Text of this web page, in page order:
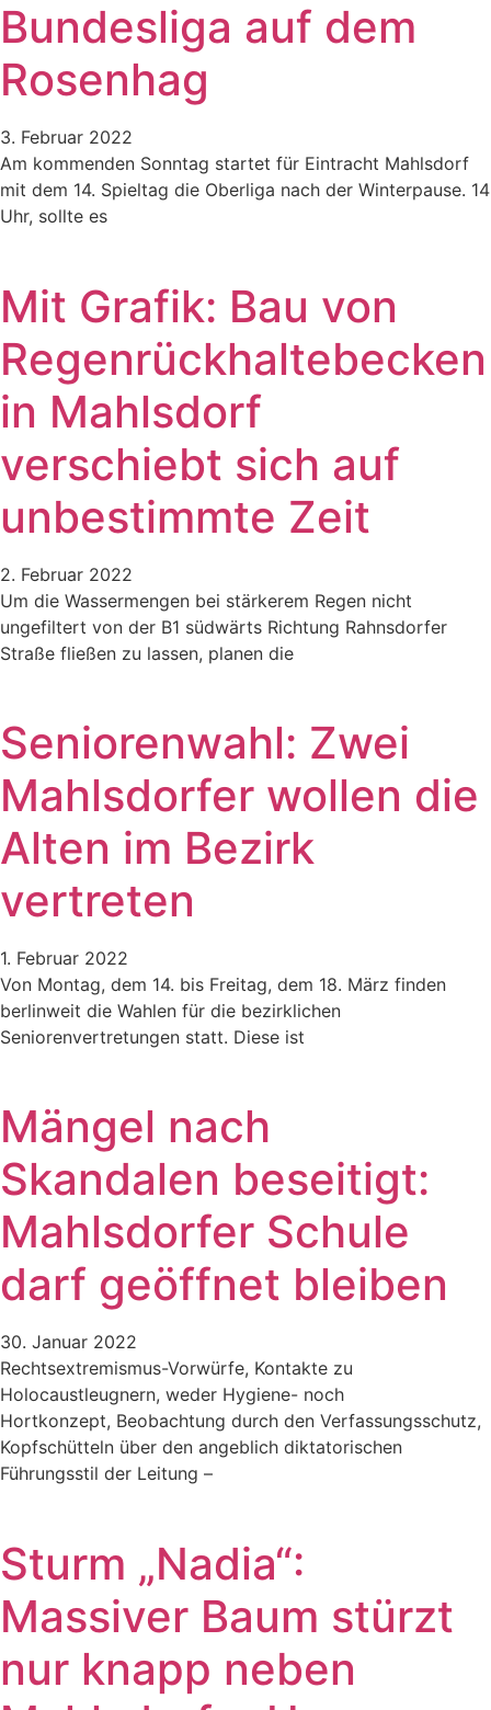
Bundesliga auf dem
Rosenhag
3. Februar 2022
Am kommenden Sonntag startet für Eintracht Mahlsdorf
mit dem 14. Spieltag die Oberliga nach der Winterpause. 14
Uhr, sollte es
Mit Grafik: Bau von
Regenrückhaltebecken
in Mahlsdorf
verschiebt sich auf
unbestimmte Zeit
2. Februar 2022
Um die Wassermengen bei stärkerem Regen nicht
ungefiltert von der B1 südwärts Richtung Rahnsdorfer
Straße fließen zu lassen, planen die
Seniorenwahl: Zwei
Mahlsdorfer wollen die
Alten im Bezirk
vertreten
1. Februar 2022
Von Montag, dem 14. bis Freitag, dem 18. März finden
berlinweit die Wahlen für die bezirklichen
Seniorenvertretungen statt. Diese ist
Mängel nach
Skandalen beseitigt:
Mahlsdorfer Schule
darf geöffnet bleiben
30. Januar 2022
Rechtsextremismus-Vorwürfe, Kontakte zu
Holocaustleugnern, weder Hygiene- noch
Hortkonzept, Beobachtung durch den Verfassungsschutz,
Kopfschütteln über den angeblich diktatorischen
Führungsstil der Leitung –
Sturm „Nadia“:
Massiver Baum stürzt
nur knapp neben